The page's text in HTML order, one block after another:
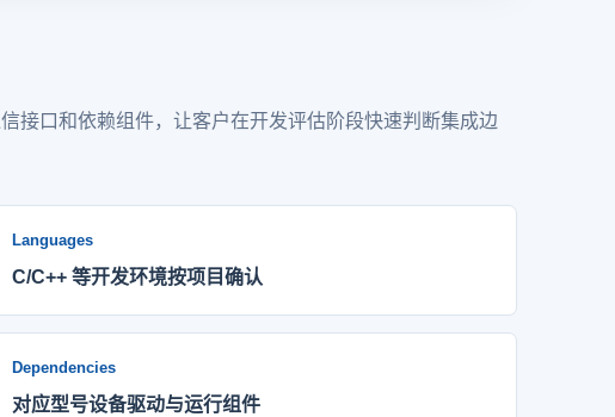
接口和依赖组件，让客户在开发评估阶段快速判断集成边
Languages
C/C++ 等开发环境按项目确认
Dependencies
对应型号设备驱动与运行组件